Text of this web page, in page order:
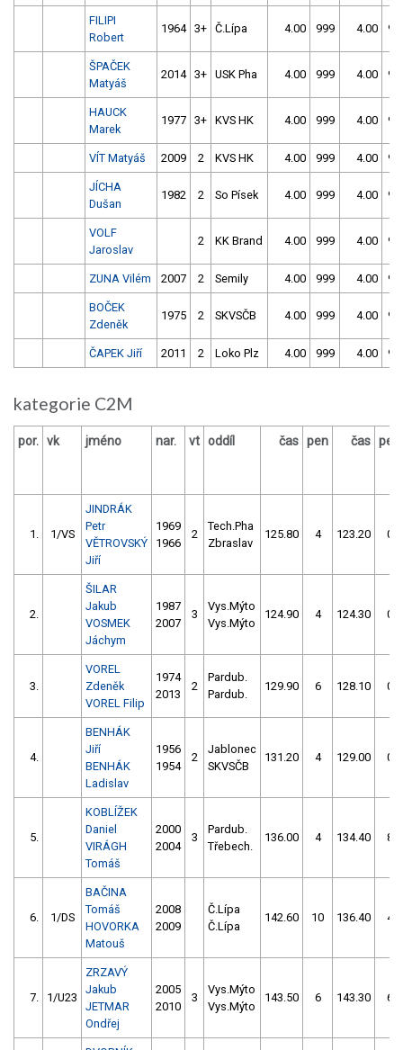
FILIPI
Robert
1964 3+ Č.Lípa 4.00 999 4.00
ŠPAČEK
Matyáš
2014 3+ USK Pha 4.00 999 4.00
HAUCK
Marek
1977 3+ KVS HK 4.00 999 4.00
VÍT Matyáš 2009 2 KVS HK 4.00 999 4.00
JÍCHA
Dušan
1982 2 So Písek 4.00 999 4.00
VOLF
Jaroslav
2 KK Brand 4.00 999 4.00
ZUNA Vilém 2007 2 Semily 4.00 999 4.00
BOČEK
Zdeněk
1975 2 SKVSČB 4.00 999 4.00
ČAPEK Jiří 2011 2 Loko Plz 4.00 999 4.00
kategorie C2M
por. vk jméno nar. vt oddíl čas pen čas pen
1. 1/VS
JINDRÁK
Petr
VĚTROVSKÝ
Jiří
1969
1966
2
Tech.Pha
Zbraslav
125.80 4 123.20 0
2.
ŠILAR
Jakub
VOSMEK
Jáchym
1987
2007
3
Vys.Mýto
Vys.Mýto
124.90 4 124.30 0
3.
VOREL
Zdeněk
VOREL Filip
1974
2013
2
Pardub.
Pardub.
129.90 6 128.10 0
4.
BENHÁK
Jiří
BENHÁK
Ladislav
1956
1954
2
Jablonec
SKVSČB
131.20 4 129.00 0
5.
KOBLÍŽEK
Daniel
VIRÁGH
Tomáš
2000
2004
3
Pardub.
Třebech.
136.00 4 134.40 8
6. 1/DS
BAČINA
Tomáš
HOVORKA
Matouš
2008
2009
Č.Lípa
Č.Lípa
142.60 10 136.40 4
7. 1/U23
ZRZAVÝ
Jakub
JETMAR
Ondřej
2005
2010
3
Vys.Mýto
Vys.Mýto
143.50 6 143.30 6